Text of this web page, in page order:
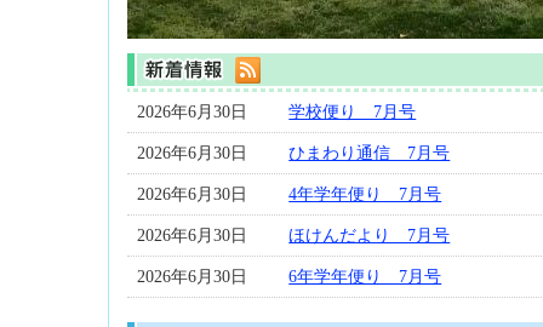
2026年6月30日 学校便り 7月号
2026年6月30日 ひまわり通信 7月号
2026年6月30日 4年学年便り 7月号
2026年6月30日 ほけんだより 7月号
2026年6月30日 6年学年便り 7月号